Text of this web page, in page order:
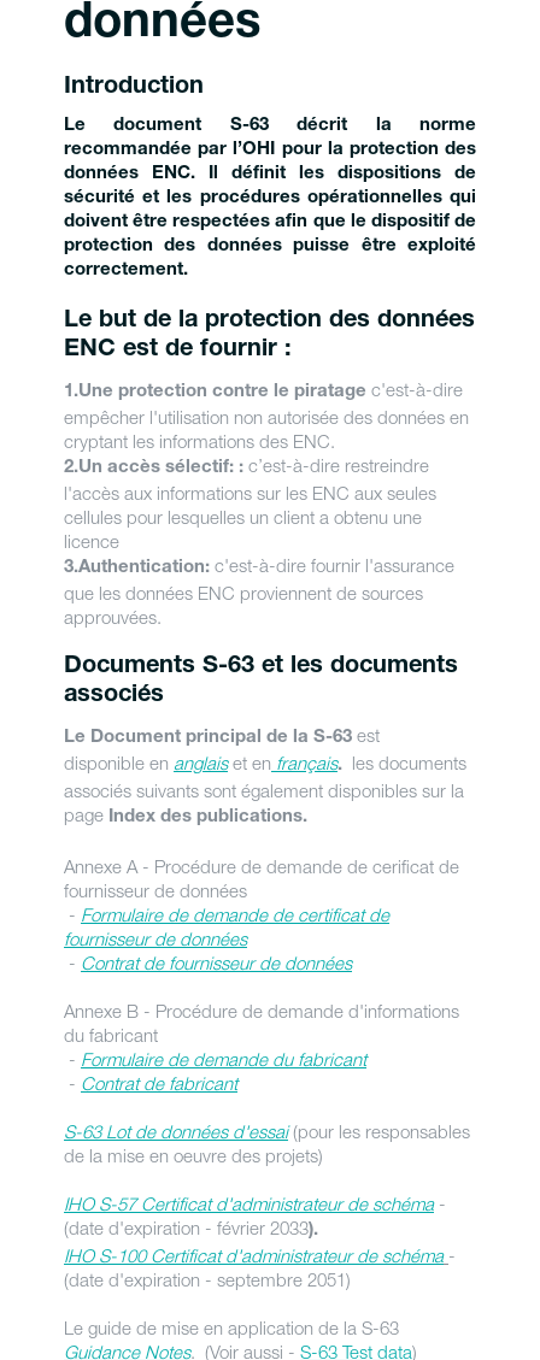
données
Introduction
Le document S-63 décrit la norme
recommandée par l’OHI pour la protection des
données ENC. Il définit les dispositions de
sécurité et les procédures opérationnelles qui
doivent être respectées afin que le dispositif de
protection des données puisse être exploité
correctement.
Le but de la protection des données
ENC est de fournir :
1.Une protection contre le piratage c'est-à-dire
empêcher l'utilisation non autorisée des données en
cryptant les informations des ENC.
2.Un accès sélectif: : c’est-à-dire restreindre
l'accès aux informations sur les ENC aux seules
cellules pour lesquelles un client a obtenu une
licence
3.Authentication: c'est-à-dire fournir l'assurance
que les données ENC proviennent de sources
approuvées.
Documents S-63 et les documents
associés
Le Document principal de la S-63 est
disponible en anglaiset en français. les documents
associés suivants sont également disponibles sur la
page Index des publications.
Annexe A - Procédure de demande de cerificat de
fournisseur de données
- Formulaire de demande de certificat de
fournisseur de données
- Contrat de fournisseur de données
Annexe B - Procédure de demande d'informations
du fabricant
- Formulaire de demande du fabricant
- Contrat de fabricant
S-63 Lot de données d'essai (pour les responsables
de la mise en oeuvre des projets)
IHO S-57 Certificat d'administrateur de schéma-
(date d'expiration - février 2033).
IHO S-100 Certificat d'administrateur de schéma -
(date d'expiration - septembre 2051)
Le guide de mise en application de la S-63
Guidance Notes. (Voir aussi - S-63 Test data)